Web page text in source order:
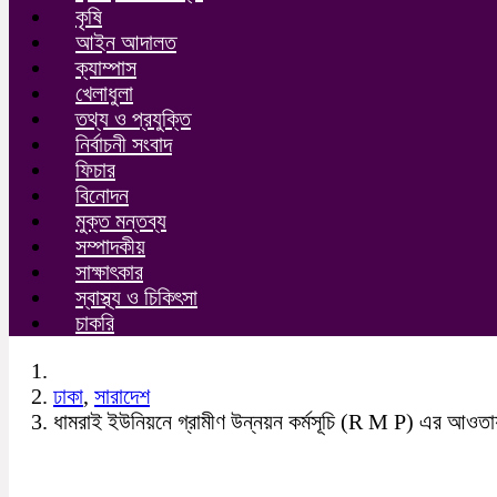
কৃষি
আইন আদালত
ক্যাম্পাস
খেলাধুলা
তথ্য ও প্রযুক্তি
নির্বাচনী সংবাদ
ফিচার
বিনোদন
মুক্ত মন্তব্য
সম্পাদকীয়
সাক্ষাৎকার
স্বাস্থ্য ও চিকিৎসা
চাকরি
ঢাকা, সারাদেশ
ধামরাই ইউনিয়নে গ্রামীণ উন্নয়ন কর্মসূচি (R M P) এর